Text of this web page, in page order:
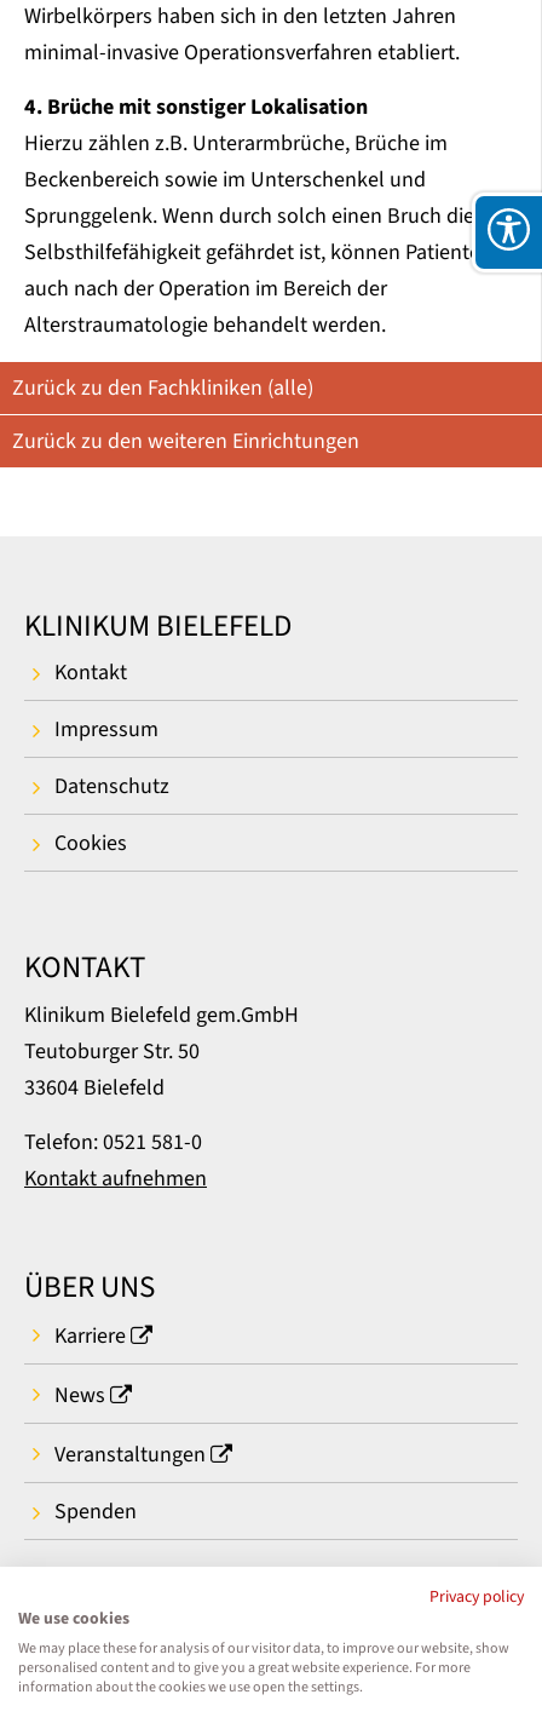
Wirbelkörpers haben sich in den letzten Jahren
minimal-invasive Operationsverfahren etabliert.
4. Brüche mit sonstiger Lokalisation
Hierzu zählen z.B. Unterarmbrüche, Brüche im
Beckenbereich sowie im Unterschenkel und
Sprunggelenk. Wenn durch solch einen Bruch die
Selbsthilfefähigkeit gefährdet ist, können Patienten
auch nach der Operation im Bereich der
Alterstraumatologie behandelt werden.
Zurück zu den Fachkliniken (alle)
Zurück zu den weiteren Einrichtungen
KLINIKUM BIELEFELD
Kontakt
Impressum
Datenschutz
Cookies
KONTAKT
Klinikum Bielefeld gem.GmbH
Teutoburger Str. 50
33604 Bielefeld
Telefon: 0521 581-0
Kontakt aufnehmen
ÜBER UNS
Karriere
News
Veranstaltungen
Spenden
Privacy policy
We use cookies
We may place these for analysis of our visitor data, to improve our website, show
personalised content and to give you a great website experience. For more
information about the cookies we use open the settings.